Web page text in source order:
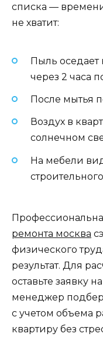
списка —
не хватит:
Пыль оседает
через 2 часа
После мытья
Воздух в
солнечном
На мебели
ремонта москва
физического
результат. Для
оставьте заявку
менеджер
с учетом объема
квартиру без